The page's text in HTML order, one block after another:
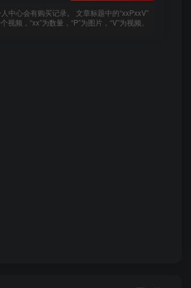
中心会有购买记录。 文章标题中的“xxPxxV”
频，“xx”为数量，“P”为图片，“V”为视频。